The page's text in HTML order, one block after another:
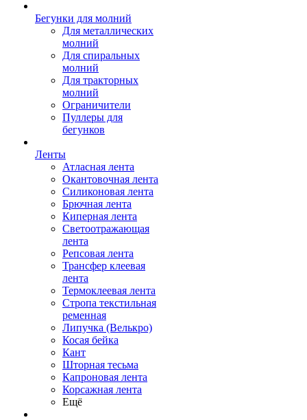
Бегунки для молний
Для металлических
молний
Для спиральных
молний
Для тракторных
молний
Ограничители
Пуллеры для
бегунков
Ленты
Атласная лента
Окантовочная лента
Силиконовая лента
Брючная лента
Киперная лента
Светоотражающая
лента
Репсовая лента
Трансфер клеевая
лента
Термоклеевая лента
Стропа текстильная
ременная
Липучка (Велькро)
Косая бейка
Кант
Шторная тесьма
Капроновая лента
Корсажная лента
Ещё